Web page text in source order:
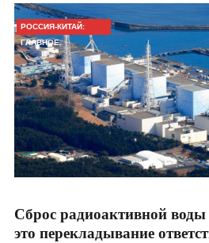
РОССИЯ-КИТАЙ:
ГЛАВНОЕ
Сброс радиоактивной
это перекладывание